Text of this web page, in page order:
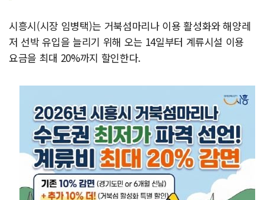
시흥시(시장 임병택)는 거북섬마리나 이용 활성화와 해양레
저 선박 유입을 늘리기 위해 오는 14일부터 계류시설 이용
요금을 최대 20%까지 할인한다.